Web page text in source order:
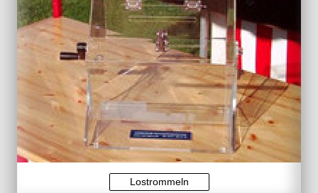
Lostrommeln